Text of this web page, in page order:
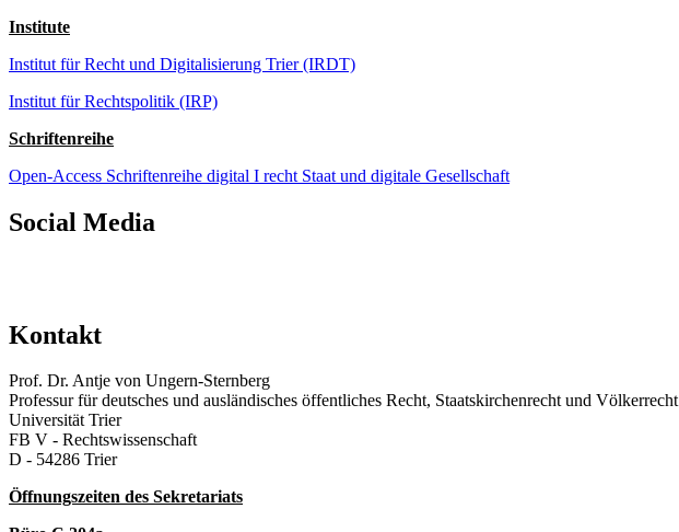
Institute
Institut für Recht und Digitalisierung Trier (IRDT)
Institut für Rechtspolitik (IRP)
Schriftenreihe
Open-Access Schriftenreihe digital I recht Staat und digitale Gesellschaft
Social Media
Kontakt
Prof. Dr. Antje von Ungern-Sternberg
Professur für deutsches und ausländisches öffentliches Recht, Staatskirchenrecht und Völkerrecht
Universität Trier
FB V - Rechtswissenschaft
D - 54286 Trier
Öffnungszeiten des Sekretariats